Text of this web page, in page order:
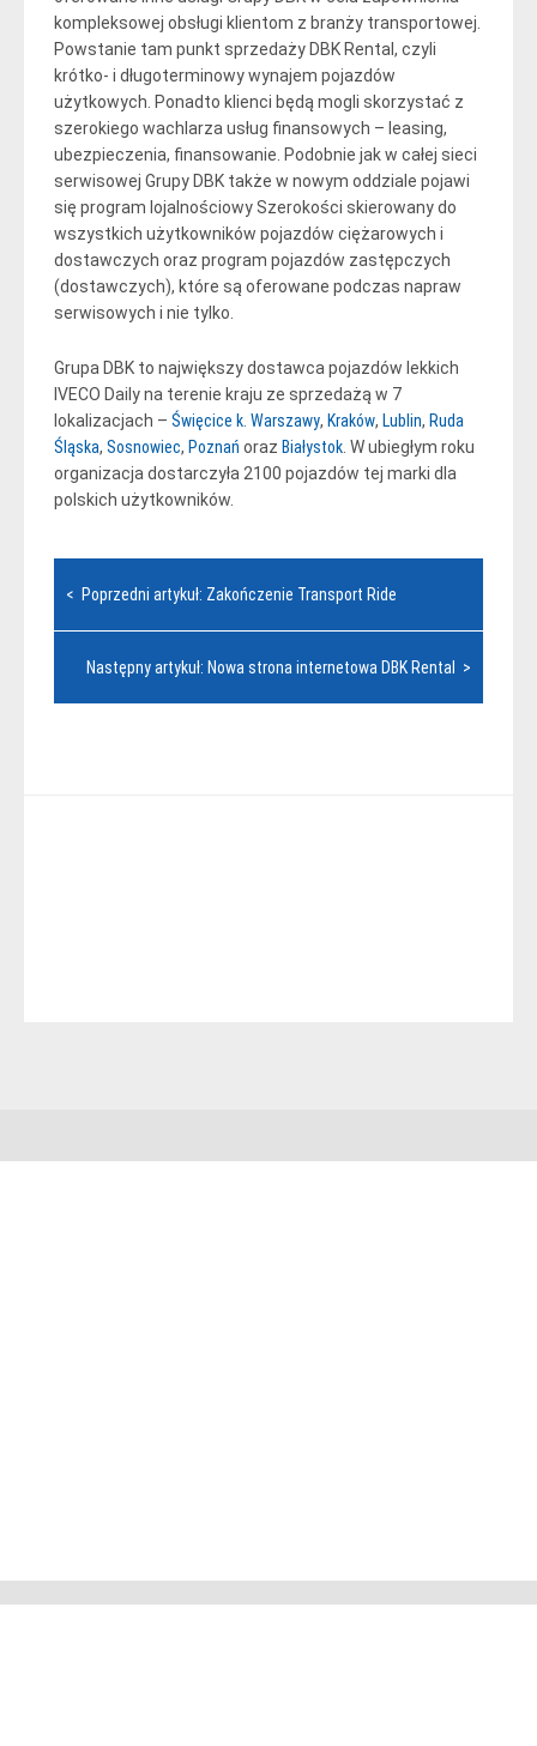
kompleksowej obsługi klientom z branży transportowej.
Powstanie tam punkt sprzedaży DBK Rental, czyli
krótko- i długoterminowy wynajem pojazdów
użytkowych. Ponadto klienci będą mogli skorzystać z
szerokiego wachlarza usług finansowych – leasing,
ubezpieczenia, finansowanie. Podobnie jak w całej sieci
serwisowej Grupy DBK także w nowym oddziale pojawi
się program lojalnościowy Szerokości skierowany do
wszystkich użytkowników pojazdów ciężarowych i
dostawczych oraz program pojazdów zastępczych
(dostawczych), które są oferowane podczas napraw
serwisowych i nie tylko.
Grupa DBK to największy dostawca pojazdów lekkich
IVECO Daily na terenie kraju ze sprzedażą w 7
lokalizacjach – Święcice k. Warszawy, Kraków, Lublin, Ruda
Śląska, Sosnowiec, Poznań oraz Białystok. W ubiegłym roku
organizacja dostarczyła 2100 pojazdów tej marki dla
polskich użytkowników.
Nawigacja
< Poprzedni artykuł: Zakończenie Transport Ride
Następny artykuł: Nowa strona internetowa DBK Rental >